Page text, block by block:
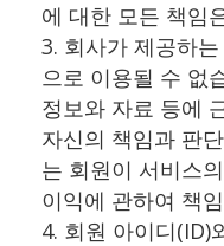
에 대한 모든 책임
3. 회사가 제공하
으로 이용될 수 없
정보와 자료 등에
자신의 책임과 판
는 회원이 서비스
이익에 관하여 책
4. 회원 아이디(ID)